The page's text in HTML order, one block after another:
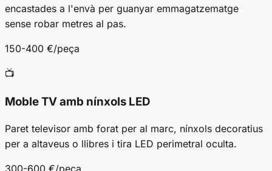
encastades a l'envà per guanyar emmagatzematge
sense robar metres al pas.
150-400 €/peça
📺
Moble TV amb nínxols LED
Paret televisor amb forat per al marc, nínxols decoratius
per a altaveus o llibres i tira LED perimetral oculta.